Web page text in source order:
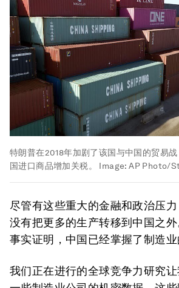
特朗普在2018年加剧了该国与中国的贸易
国进口商品增加关税。
Image:AP Photo/
尽管有这些重大的金融和政治压
没有把更多的生产转移到中国之外
事实证明，中国已经掌握了制造业
我们正在进行的全球竞争力研究